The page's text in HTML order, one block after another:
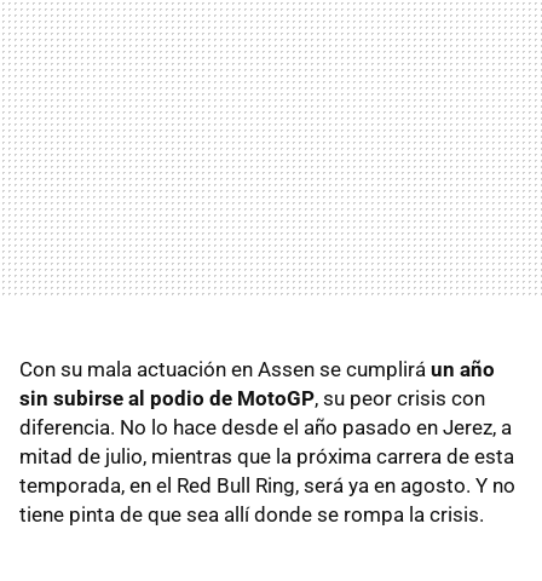
Con su mala actuación en Assen se cumplirá un año
sin subirse al podio de MotoGP, su peor crisis con
diferencia. No lo hace desde el año pasado en Jerez, a
mitad de julio, mientras que la próxima carrera de esta
temporada, en el Red Bull Ring, será ya en agosto. Y no
tiene pinta de que sea allí donde se rompa la crisis.